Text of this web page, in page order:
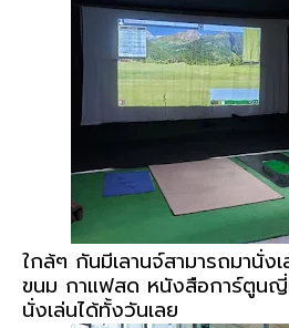
ใกล้ๆ กันมีเลานจ์สามารถมานั่ง
ขนม กาแฟสด หนังสือการ์ตูนญี่
นั่งเล่นได้ทั้งวันเลย